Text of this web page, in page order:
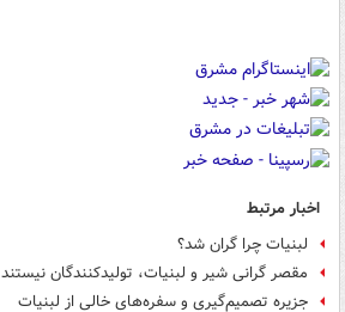
اخبار مرتبط
لبنیات چرا گران شد؟
مقصر گرانی شیر و لبنیات، تولیدکنندگان نیستند
جزیره تصمیم‌گیری و سفره‌های خالی از لبنیات